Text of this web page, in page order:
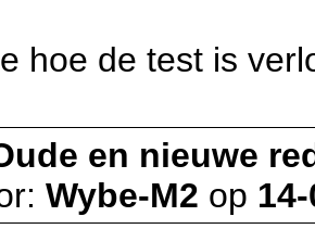
hoe de test is
en nieuwe
Wybe-M2 op